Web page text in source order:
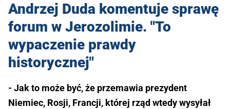
Andrzej Duda komentuje sprawę
forum w Jerozolimie. "To
wypaczenie prawdy
historycznej"
- Jak to może być, że przemawia prezydent
Niemiec, Rosji, Francji, której rząd wtedy wysyłał